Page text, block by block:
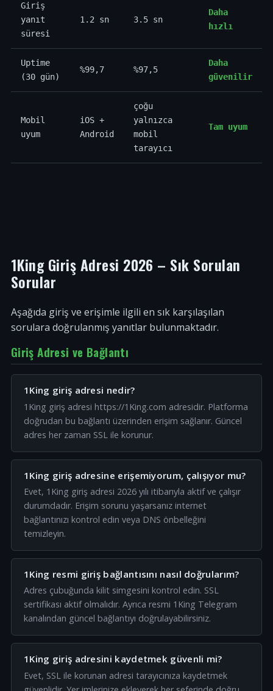
Giriş
yanıt
süresi
1.2 sn 3.5 sn
Daha
hızlı
Uptime
(30 gün)
%99,7 %97,5
Daha
güvenilir
Mobil
uyum
iOS +
Android
çoğu
yalnızca
mobil
tarayıcı
Tam uyum
1King Giriş Adresi 2026 – Sık Sorulan
Sorular
Aşağıda giriş ve erişimle ilgili en sık karşılaşılan
sorulara doğrulanmış yanıtlar bulunmaktadır.
Giriş Adresi ve Bağlantı
1King giriş adresi nedir?
1King giriş adresi https://1King.com adresidir. Platforma
doğrudan bu bağlantı üzerinden erişim sağlanır. Güncel
adres her zaman SSL ile korunur.
1King giriş adresine erişemiyorum, çalışıyor mu?
Evet, 1King giriş adresi 2026 yılı itibarıyla aktif ve çalışır
durumdadır. Erişim sorunu yaşarsanız internet
bağlantınızı kontrol edin veya DNS önbelleğini
temizleyin.
1King resmi giriş bağlantısını nasıl doğrularım?
Adres çubuğunda kilit simgesini kontrol edin. SSL
sertifikası aktif olmalıdır. Ayrıca resmi 1King Telegram
kanalından güncel bağlantıyı doğrulayabilirsiniz.
1King giriş adresini kaydetmek güvenli mi?
Evet, SSL ile korunan adresi tarayıcınıza kaydetmek